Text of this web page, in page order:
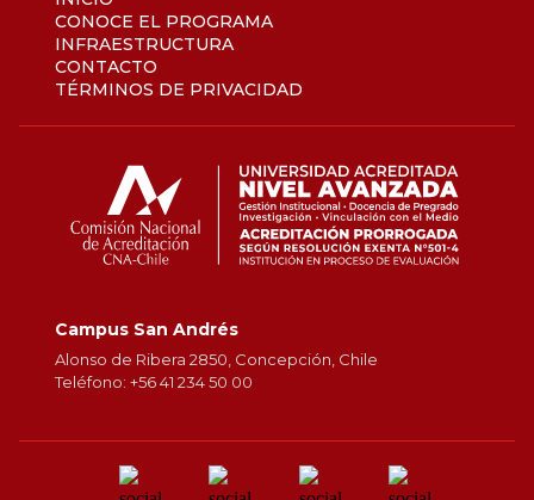
CONOCE EL PROGRAMA
INFRAESTRUCTURA
CONTACTO
TÉRMINOS DE PRIVACIDAD
Campus San Andrés
Alonso de Ribera 2850, Concepción, Chile
Teléfono: +56 41 234 50 00